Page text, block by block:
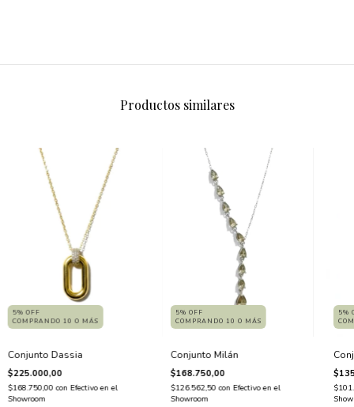
Productos similares
5% OFF
COMPRANDO 10 O MÁS
Conjunto Dassia
$225.000,00
$168.750,00con Efectivo en el
Showroom
5% OFF
COMPRANDO 10 O MÁS
Conjunto Milán
$168.750,00
$126.562,50con Efectivo en el
Showroom
5%